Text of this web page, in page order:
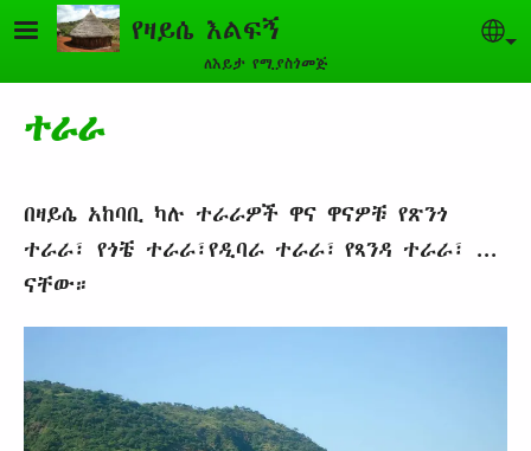
Skip to main content
የዛይሴ እልፍኝ
ለእይታ የሚያስጎመጅ
ተራራ
በዛይሴ አከባቢ ካሉ ተራራዎች ዋና ዋናዎቹ የጽንጎ
ተራራ፣ የጎቼ ተራራ፣የዲባራ ተራራ፣ የጻንዳ ተራራ፣ ...
ናቸው።